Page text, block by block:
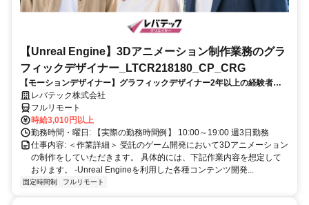
【Unreal Engine】3Dアニメーション制作業務のグラ
フィックデザイナー_LTCR218180_CP_CRG
【モーションデザイナー】グラフィックデザイナー2年以上の経験者を
歓迎！キャリアアップを目指したい方も大歓迎♪
レバテック株式会社
フルリモート
時給3,010円以上
勤務時間・曜日: 【実際の勤務時間例】 10:00～19:00 週3日勤務
仕事内容: ＜作業詳細＞ 受託のゲーム開発において3Dアニメーション
の制作をしていただきます。 具体的には、下記作業内容を想定して
おります。 -Unreal Engineを利用した各種コンテンツ開発...
固定時間制 フルリモート